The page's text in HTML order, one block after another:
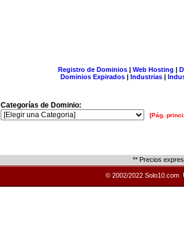
Registro de Dominios| Web Hosting |
Dominios Expirados | Industrias |
Categorías de Dominio:
[Pág.
** Precios
© 2002/2022 Solo10.com